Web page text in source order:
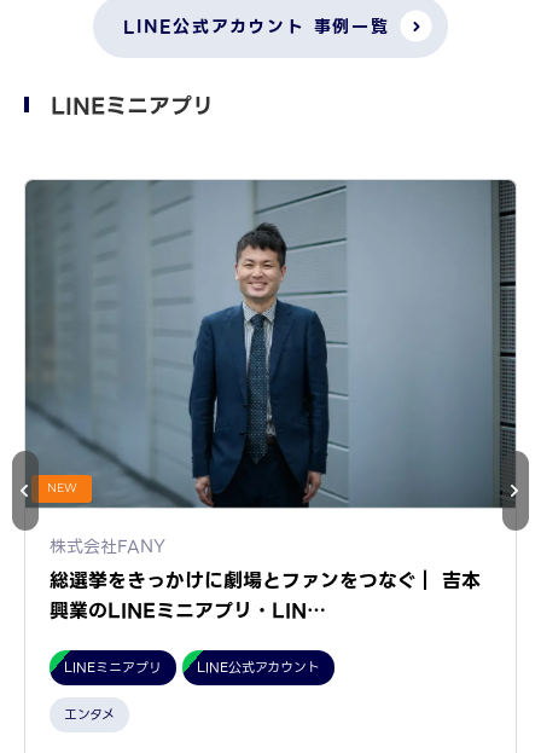
LINE公式アカウント 事例一覧
LINEミニアプリ
NEW
株式会社FANY
総選挙をきっかけに劇場とファンをつなぐ｜ 吉本
興業のLINEミニアプリ・LIN…
LINEミニアプリ LINE公式アカウント
エンタメ